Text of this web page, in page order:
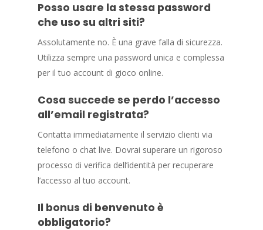
Posso usare la stessa password
che uso su altri siti?
Assolutamente no. È una grave falla di sicurezza.
Utilizza sempre una password unica e complessa
per il tuo account di gioco online.
Cosa succede se perdo l’accesso
all’email registrata?
Contatta immediatamente il servizio clienti via
telefono o chat live. Dovrai superare un rigoroso
processo di verifica dell’identità per recuperare
l’accesso al tuo account.
Il bonus di benvenuto è
obbligatorio?